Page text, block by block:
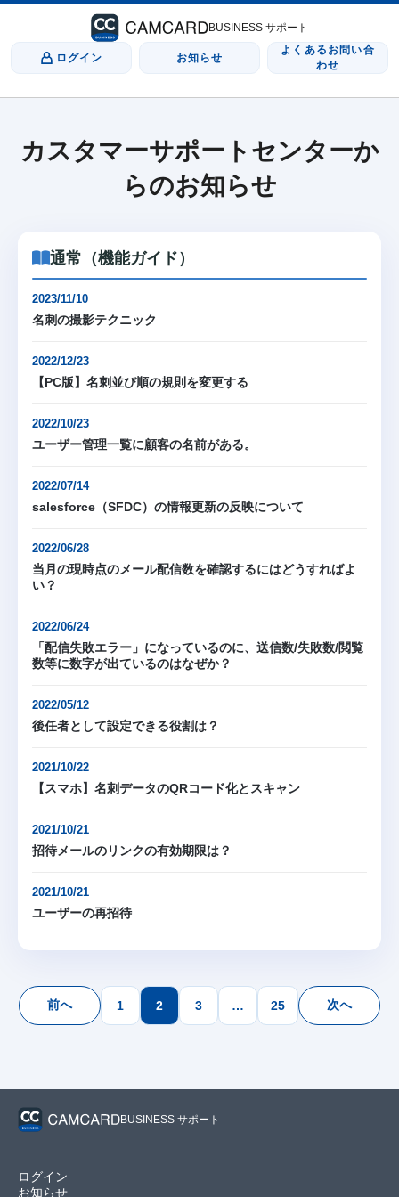
BUSINESS サポート
ログイン お知らせ
よくあるお問い合
わせ
カスタマーサポートセンターか
らのお知らせ
通常（機能ガイド）
2023/11/10
名刺の撮影テクニック
2022/12/23
【PC版】名刺並び順の規則を変更する
2022/10/23
ユーザー管理一覧に顧客の名前がある。
2022/07/14
salesforce（SFDC）の情報更新の反映について
2022/06/28
当月の現時点のメール配信数を確認するにはどうすればよ
い？
2022/06/24
「配信失敗エラー」になっているのに、送信数/失敗数/閲覧
数等に数字が出ているのはなぜか？
2022/05/12
後任者として設定できる役割は？
2021/10/22
【スマホ】名刺データのQRコード化とスキャン
2021/10/21
招待メールのリンクの有効期限は？
2021/10/21
ユーザーの再招待
投
稿
の
前へ 1 2 3 … 25 次へ
BUSINESS サポート
ログイン
お知らせ